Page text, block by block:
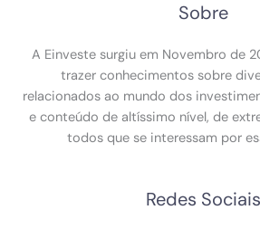
Sobre
A Einveste surgiu em Novembro de
trazer conhecimentos sobre
relacionados ao mundo dos
e conteúdo de altíssimo nível, de
todos que se interessam por
Redes Sociais